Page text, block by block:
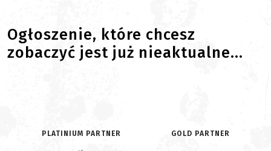
Ogłoszenie, które chcesz
zobaczyć jest już nieaktualne...
PLATINIUM PARTNER GOLD PARTNER